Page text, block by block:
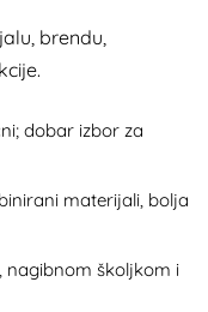
brendu,
dobar izbor za
materijali, bolja
nagibnom školjkom i